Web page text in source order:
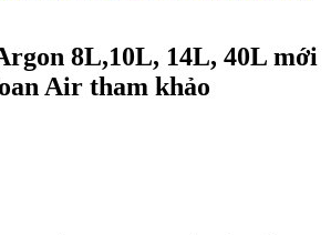
8L,10L, 14L, 40L mới
Air tham khảo